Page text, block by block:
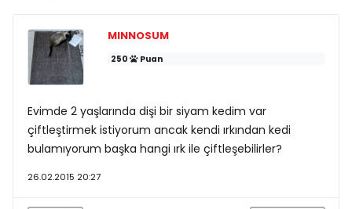
MINNOSUM
250 Puan
Evimde 2 yaşlarında dişi bir siyam kedim var
çiftleştirmek istiyorum ancak kendi ırkından kedi
bulamıyorum başka hangi ırk ile çiftleşebilirler?
26.02.2015 20:27